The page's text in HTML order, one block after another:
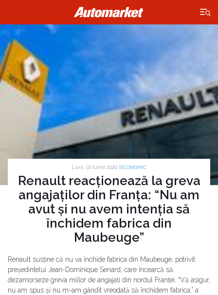
×
Luni, 01 Iunie 2020 | ECONOMIC
Renault reacționează la greva
angajaților din Franța: “Nu am
avut și nu avem intenția să
închidem fabrica din
Maubeuge”
Renault susține că nu va închide fabrica din Maubeuge, potrivit
președintelui Jean-Dominique Senard, care încearcă să
dezamorseze greva miilor de angajați din nordul Franței. “Vă asigur,
nu am spus și nu m-am gândit vreodată să închidem fabrica,” a